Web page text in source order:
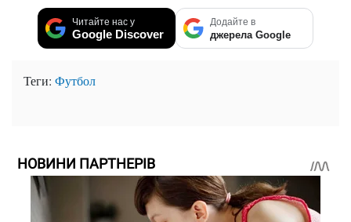
Читайте нас у
Google Discover
Додайте в
джерела Google
Теги: Футбол
НОВИНИ ПАРТНЕРІВ